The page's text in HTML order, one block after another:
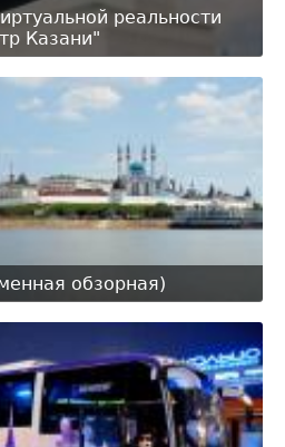
реальности
Казани"
обзорная)